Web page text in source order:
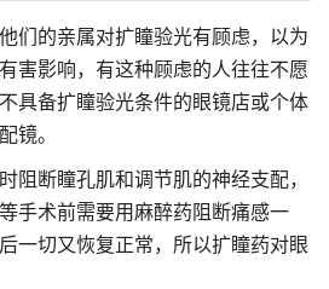
们的亲属对扩瞳验光有顾虑，以为
害影响，有这种顾虑的人往往不愿
具备扩瞳验光条件的眼镜店或个体
镜。
阻断瞳孔肌和调节肌的神经支配，
手术前需要用麻醉药阻断痛感一
一切又恢复正常，所以扩瞳药对眼